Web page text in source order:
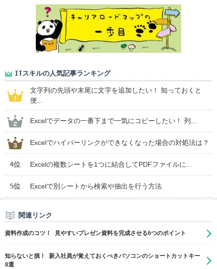
ITスキルの人気記事ランキング
文字列の先頭や末尾に文字を追加したい！ 知っておくと
便...
Excelでデータの一番下まで一気にコピーしたい！ 列...
Excelでハイパーリンクができなくなった場合の対処法は？
4位 Excelの複数シートを1つに結合してPDFファイルに...
5位 Excelで別シートから検索や抽出を行う方法
関連リンク
資料作成のコツ！ 見やすいプレゼン資料を完成させる6つのポイント
知らないと損！ 新入社員が覚えておくべきパソコンのショートカットキー
8選